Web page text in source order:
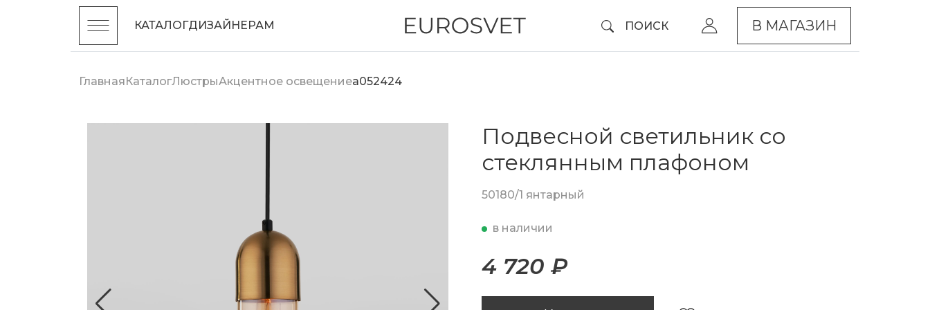
КАТАЛОГДИЗАЙНЕРАМ ПОИСК В МАГАЗИН
ГлавнаяКаталогЛюстрыАкцентное освещениеa052424
Подвесной светильник со
стеклянным плафоном
50180/1 янтарный
в наличии
4 720 ₽